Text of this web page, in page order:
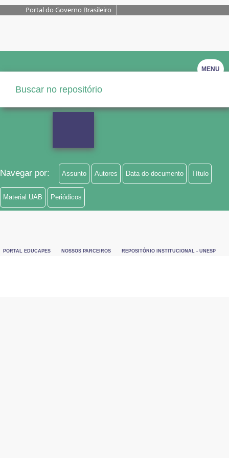
Portal do Governo Brasileiro
MENU
Navegar por: Assunto Autores Data do documento Título
Material UAB Periódicos
PORTAL EDUCAPES NOSSOS PARCEIROS REPOSITÓRIO INSTITUCIONAL - UNESP